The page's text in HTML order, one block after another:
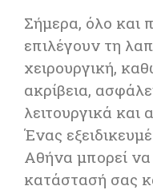
Σήμερα, όλο και
επιλέγουν τη
χειρουργική,
ακρίβεια,
λειτουργικά και
Ένας
Αθήνα μπορεί να
κατάστασή σας